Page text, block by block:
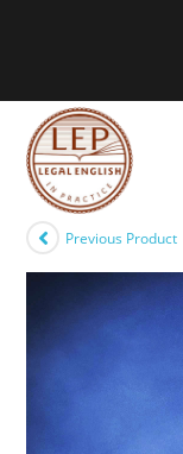
Previous Product